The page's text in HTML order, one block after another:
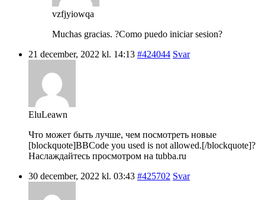
vzfjyiowqa
Muchas gracias. ?Como puedo iniciar sesion?
21 december, 2022 kl. 14:13 #424044 Svar
EluLeawn
Что может быть лучше, чем посмотреть новые
[blockquote]BBCode you used is not allowed.[/blockquote]?
Наслаждайтесь просмотром на tubba.ru
30 december, 2022 kl. 03:43 #425702 Svar